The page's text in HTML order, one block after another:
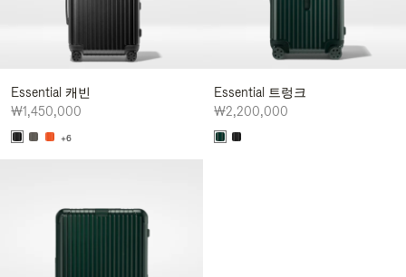
Essential 캐빈
₩1,450,000
+6
Essential 트렁크
₩2,200,000